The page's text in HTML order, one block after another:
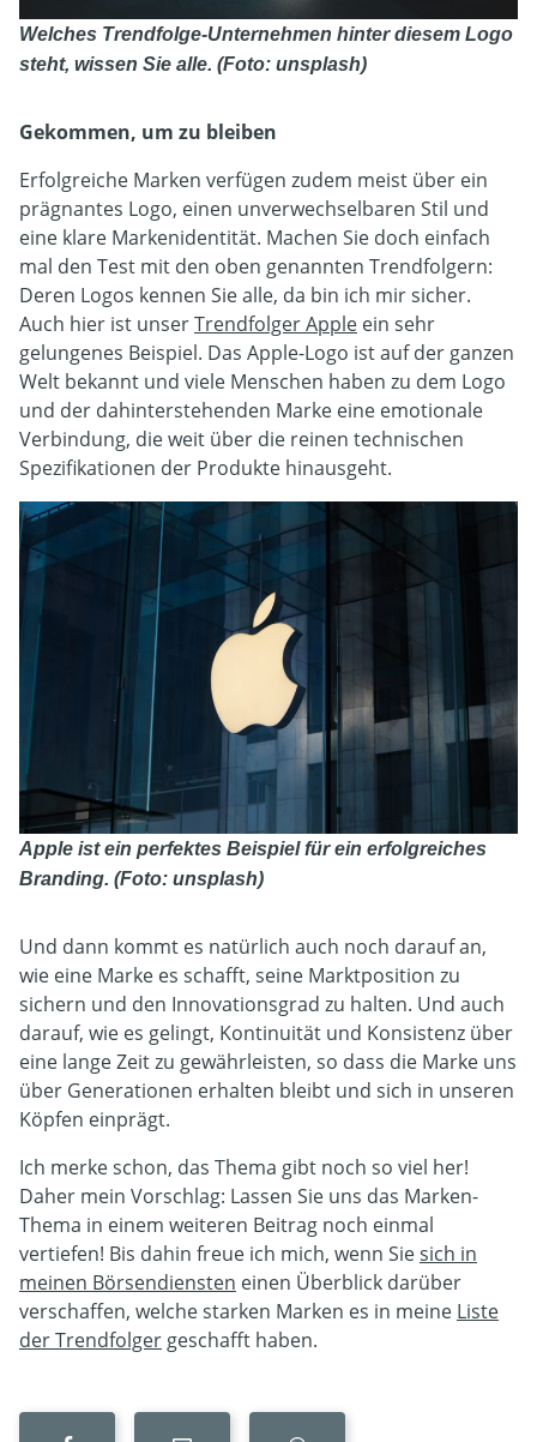
Welches Trendfolge-Unternehmen hinter diesem Logo
steht, wissen Sie alle. (Foto: unsplash)
Gekommen, um zu bleiben
Erfolgreiche Marken verfügen zudem meist über ein
prägnantes Logo, einen unverwechselbaren Stil und
eine klare Markenidentität. Machen Sie doch einfach
mal den Test mit den oben genannten Trendfolgern:
Deren Logos kennen Sie alle, da bin ich mir sicher.
Auch hier ist unserTrendfolger Apple ein sehr
gelungenes Beispiel. Das Apple-Logo ist auf der ganzen
Welt bekannt und viele Menschen haben zu dem Logo
und der dahinterstehenden Marke eine emotionale
Verbindung, die weit über die reinen technischen
Spezifikationen der Produkte hinausgeht.
Apple ist ein perfektes Beispiel für ein erfolgreiches
Branding. (Foto: unsplash)
Und dann kommt es natürlich auch noch darauf an,
wie eine Marke es schafft, seine Marktposition zu
sichern und den Innovationsgrad zu halten. Und auch
darauf, wie es gelingt, Kontinuität und Konsistenz über
eine lange Zeit zu gewährleisten, so dass die Marke uns
über Generationen erhalten bleibt und sich in unseren
Köpfen einprägt.
Ich merke schon, das Thema gibt noch so viel her!
Daher mein Vorschlag: Lassen Sie uns das Marken-
Thema in einem weiteren Beitrag noch einmal
vertiefen! Bis dahin freue ich mich, wenn Siesich in
meinen Börsendiensten einen Überblick darüber
verschaffen, welche starken Marken es in meine Liste
der Trendfolger geschafft haben.